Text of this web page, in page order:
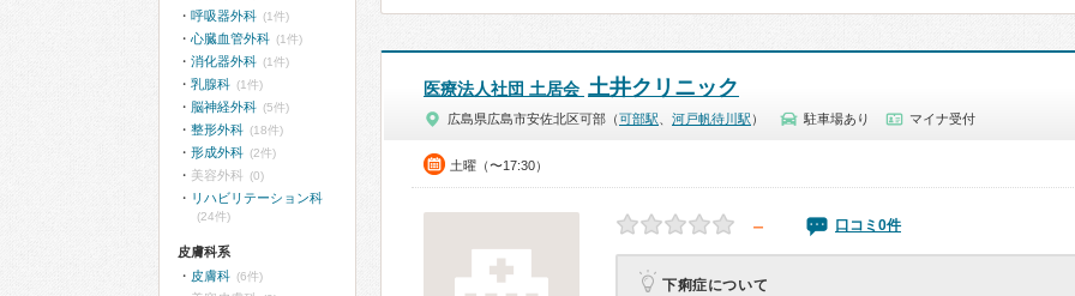
医療法人社団 土居会 土井クリニック
広島県広島市安佐北区可部（可部駅 河戸帆待川駅 ） 駐車場あり マイナ受付
土曜（〜17:30）
－ 口コミ0件
下痢症について
呼吸器外科 (1件)
心臓血管外科 (1件)
消化器外科 (1件)
乳腺科 (1件)
脳神経外科 (5件)
整形外科 (18件)
形成外科 (2件)
美容外科 (0)
リハビリテーション科
(24件)
皮膚科系
皮膚科 (6件)